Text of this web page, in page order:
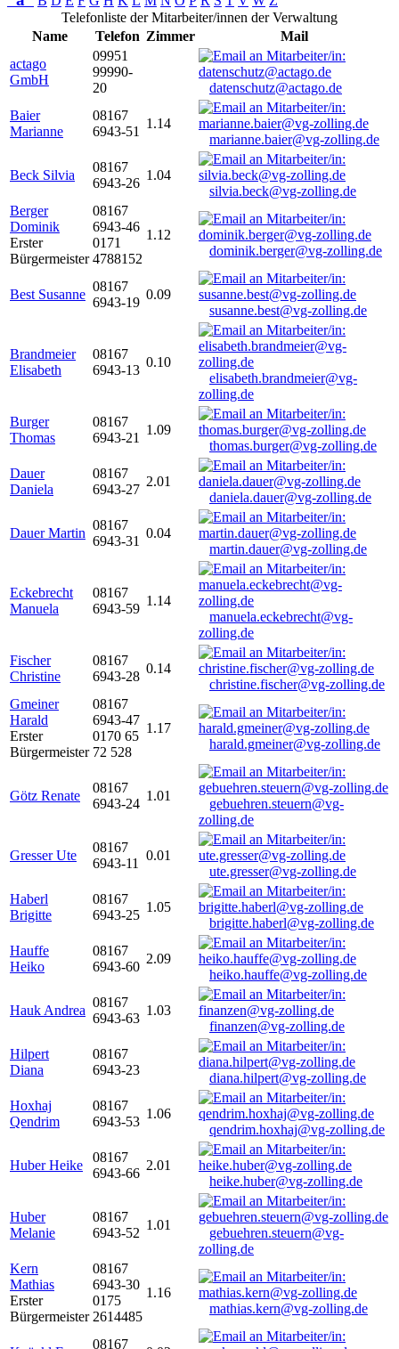
Telefonliste der Mitarbeiter/innen der Verwaltung
Name
Telefon Zimmer
Mail
actago
GmbH
09951
99990-
20
datenschutz@actago.de
Baier
Marianne
08167
6943-51
1.14
marianne.baier@vg-zolling.de
Beck Silvia
08167
6943-26
1.04
silvia.beck@vg-zolling.de
Berger
Dominik
Erster
Bürgermeister
08167
6943-46
0171
4788152
1.12
dominik.berger@vg-zolling.de
Best Susanne
08167
6943-19
0.09
susanne.best@vg-zolling.de
Brandmeier
Elisabeth
08167
6943-13
0.10
elisabeth.brandmeier@vg-
zolling.de
Burger
Thomas
08167
6943-21
1.09
thomas.burger@vg-zolling.de
Dauer
Daniela
08167
6943-27
2.01
daniela.dauer@vg-zolling.de
Dauer Martin
08167
6943-31
0.04
martin.dauer@vg-zolling.de
Eckebrecht
Manuela
08167
6943-59
1.14
manuela.eckebrecht@vg-
zolling.de
Fischer
Christine
08167
6943-28
0.14
christine.fischer@vg-zolling.de
Gmeiner
Harald
Erster
Bürgermeister
08167
6943-47
0170 65
72 528
1.17
harald.gmeiner@vg-zolling.de
Götz Renate
08167
6943-24
1.01
gebuehren.steuern@vg-
zolling.de
Gresser Ute
08167
6943-11
0.01
ute.gresser@vg-zolling.de
Haberl
Brigitte
08167
6943-25
1.05
brigitte.haberl@vg-zolling.de
Hauffe
Heiko
08167
6943-60
2.09
heiko.hauffe@vg-zolling.de
Hauk Andrea
08167
6943-63
1.03
finanzen@vg-zolling.de
Hilpert
Diana
08167
6943-23
diana.hilpert@vg-zolling.de
Hoxhaj
Qendrim
08167
6943-53
1.06
qendrim.hoxhaj@vg-zolling.de
Huber Heike
08167
6943-66
2.01
heike.huber@vg-zolling.de
Huber
Melanie
08167
6943-52
1.01
gebuehren.steuern@vg-
zolling.de
Kern
Mathias
Erster
Bürgermeister
08167
6943-30
0175
2614485
1.16
mathias.kern@vg-zolling.de
08167